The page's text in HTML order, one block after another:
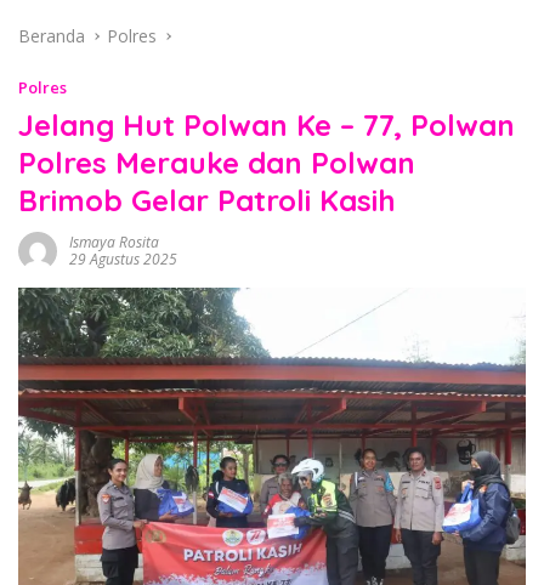
Beranda Polres
Polres
Jelang Hut Polwan Ke – 77, Polwan
Polres Merauke dan Polwan
Brimob Gelar Patroli Kasih
Ismaya Rosita
29 Agustus 2025